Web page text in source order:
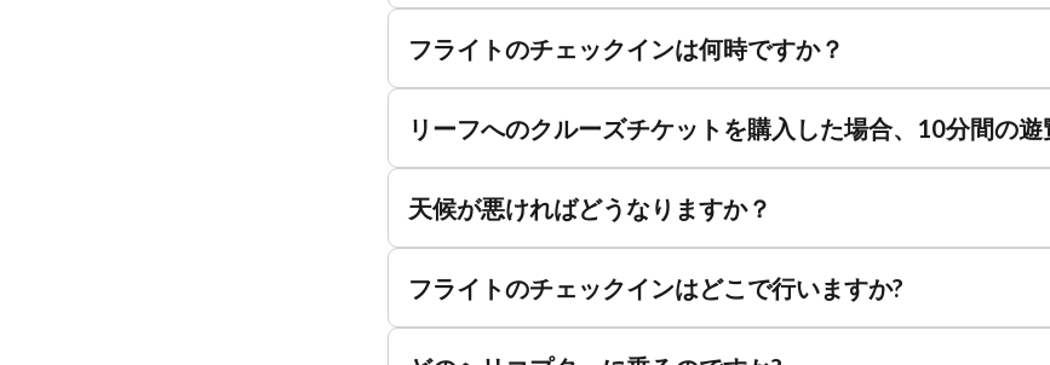
フライトのチェックインは何時ですか？
リーフへのクルーズチケットを購入した場合、10分間の
天候が悪ければどうなりますか？
フライトのチェックインはどこで行いますか?